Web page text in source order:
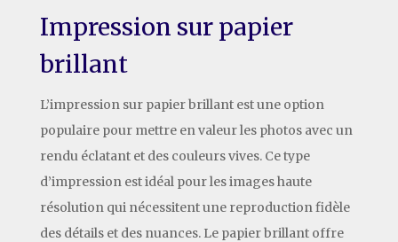
Impression sur papier
brillant
L’impression sur papier brillant est une option
populaire pour mettre en valeur les photos avec un
rendu éclatant et des couleurs vives. Ce type
d’impression est idéal pour les images haute
résolution qui nécessitent une reproduction fidèle
des détails et des nuances. Le papier brillant offre